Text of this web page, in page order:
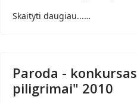
Skaityti daugiau...…
Paroda -
piligrimai" 2010